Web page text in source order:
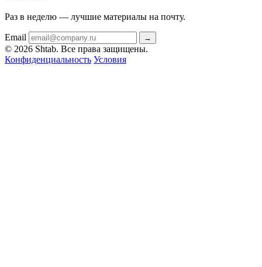
Раз в неделю — лучшие материалы на почту.
Email →
© 2026 Shtab. Все права защищены.
Конфиденциальность Условия